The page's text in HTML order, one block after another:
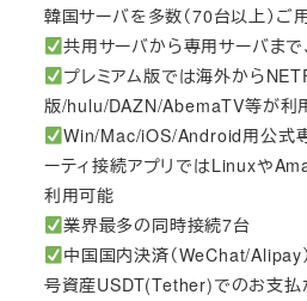
韓国サーバを多数（70台以上）ご
共用サーバから専用サーバまで
プレミアム版では海外から
版/hulu/DAZN/AbemaTV等が利
Win/Mac/iOS/Android用公式専
ーティ接続アプリではLinuxや
利用可能
業界最多の同時接続7台
中国国内決済（WeChat/Alipay
号資産USDT(Tether)でのお支払